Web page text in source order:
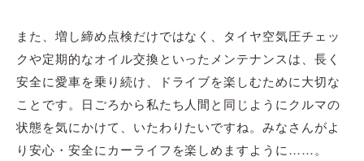
また、増し締め点検だけではなく、タイヤ空気圧チェッ
クや定期的なオイル交換といったメンテナンスは、長く
安全に愛車を乗り続け、ドライブを楽しむために大切な
ことです。日ごろから私たち人間と同じようにクルマの
状態を気にかけて、いたわりたいですね。みなさんがよ
り安心・安全にカーライフを楽しめますように……。